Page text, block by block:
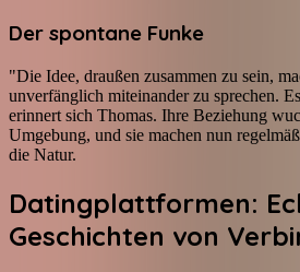
Der spontane Funke
"Die Idee, draußen zusammen zu sein,
unverfänglich miteinander zu sprechen.
erinnert sich Thomas. Ihre Beziehung
Umgebung, und sie machen nun
die Natur.
Datingplattformen:
Geschichten von